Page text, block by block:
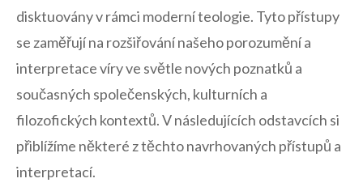
disktuovány v ​rámci moderní teologie. Tyto přístupy
se​ zaměřují na rozšiřování našeho porozumění a
interpretace‌ víry ve světle nových poznatků a
současných společenských,⁢ kulturních ‍a
filozofických kontextů. ⁢V následujících odstavcích si
⁣přiblížíme některé z těchto navrhovaných přístupů​ a
interpretací.